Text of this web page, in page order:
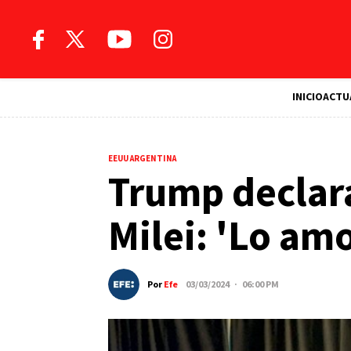
INICIO
EEUU ARGENTINA
Trump
Milei: 'Lo
PorEfe 03/03/2024 · 06:00 PM